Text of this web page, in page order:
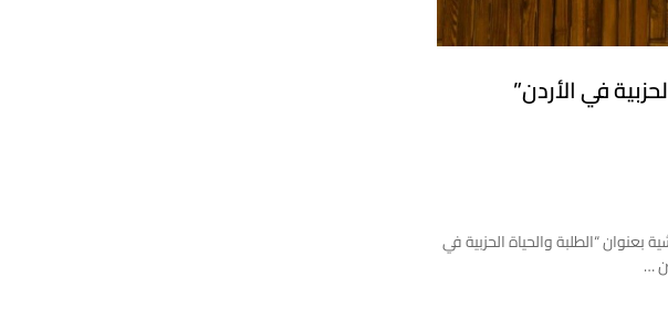
في الأردن”
الوطنية صباح اليوم الأحد، الموافق 16 تشرين الثاني 2025، جلسة نقاشية بعنوان “الطلبة والحياة الحزبية في
…